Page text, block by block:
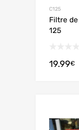
C125
Filtre
125
19.99€